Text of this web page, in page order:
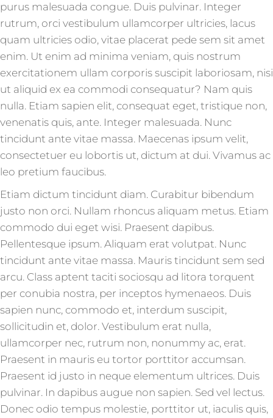
purus malesuada congue. Duis pulvinar. Integer
rutrum, orci vestibulum ullamcorper ultricies, lacus
quam ultricies odio, vitae placerat pede sem sit amet
enim. Ut enim ad minima veniam, quis nostrum
exercitationem ullam corporis suscipit laboriosam, nisi
ut aliquid ex ea commodi consequatur? Nam quis
nulla. Etiam sapien elit, consequat eget, tristique non,
venenatis quis, ante. Integer malesuada. Nunc
tincidunt ante vitae massa. Maecenas ipsum velit,
consectetuer eu lobortis ut, dictum at dui. Vivamus ac
leo pretium faucibus.
Etiam dictum tincidunt diam. Curabitur bibendum
justo non orci. Nullam rhoncus aliquam metus. Etiam
commodo dui eget wisi. Praesent dapibus.
Pellentesque ipsum. Aliquam erat volutpat. Nunc
tincidunt ante vitae massa. Mauris tincidunt sem sed
arcu. Class aptent taciti sociosqu ad litora torquent
per conubia nostra, per inceptos hymenaeos. Duis
sapien nunc, commodo et, interdum suscipit,
sollicitudin et, dolor. Vestibulum erat nulla,
ullamcorper nec, rutrum non, nonummy ac, erat.
Praesent in mauris eu tortor porttitor accumsan.
Praesent id justo in neque elementum ultrices. Duis
pulvinar. In dapibus augue non sapien. Sed vel lectus.
Donec odio tempus molestie, porttitor ut, iaculis quis,